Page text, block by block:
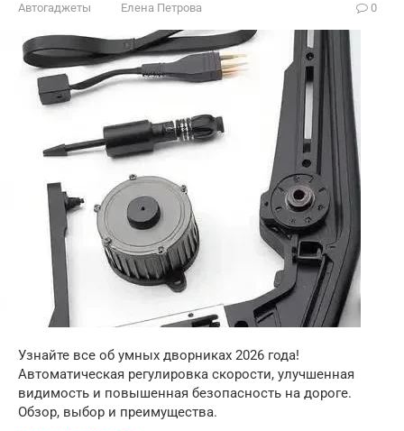
Автогаджеты Елена Петрова 0
Узнайте все об умных дворниках 2026 года!
Автоматическая регулировка скорости, улучшенная
видимость и повышенная безопасность на дороге.
Обзор, выбор и преимущества.